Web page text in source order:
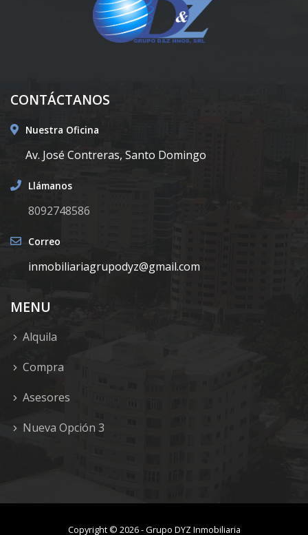
CONTÁCTANOS
Nuestra Oficina
Av. José Contreras, Santo Domingo
Llámanos
8092748586
Correo
inmobiliariagrupodyz@gmail.com
MENU
Alquila
Compra
Asesores
Nueva Opción 3
Copyright © 2026-Grupo DYZ Inmobiliaria